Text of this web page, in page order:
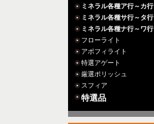
ミネラル各種ア行～カ行
ミネラル各種サ行～タ行
ミネラル各種ナ行～ワ行
フローライト
アポフィライト
特選アゲート
厳選ポリッシュ
スフィア
特選品